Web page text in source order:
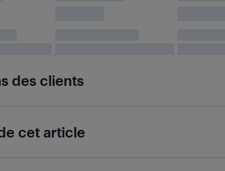
des clients
cet article